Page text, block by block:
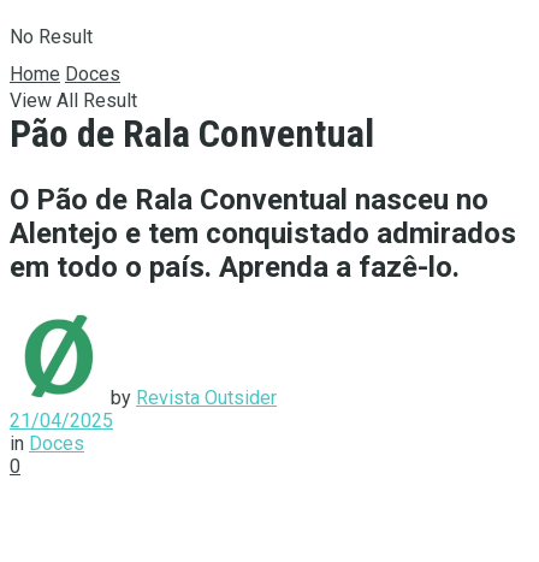
No Result
View All Result
Home Doces
Pão de Rala Conventual
O Pão de Rala Conventual nasceu no
Alentejo e tem conquistado admirados
em todo o país. Aprenda a fazê-lo.
by Revista Outsider
21/04/2025
in Doces
0